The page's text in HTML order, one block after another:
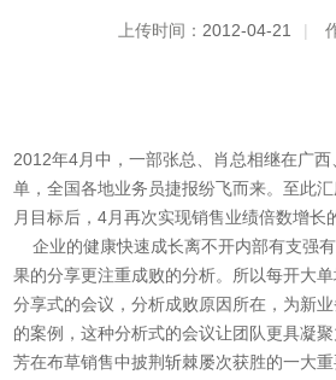
上传时间： 2012-04-21 |
2012年4月中，一部张总、肖总相继在广
单，全国各地业务员捷报纷飞而来。至此
月目标后，4月再次实现销售业绩倍数增长
企业的健康快速成长离不开内部有支强
果的分享更注重成败的分析。所以每开大
分享式的会议，分析成败原因所在，为新
的案例，这种分析式的会议让团队更具凝
芳在布草销售中披荆斩棘屡次获胜的一大重